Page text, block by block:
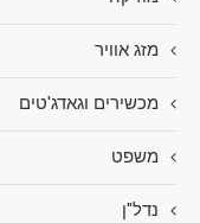
מזג אוויר
מכשירים וגאדג'טים
משפט
נדל"ן